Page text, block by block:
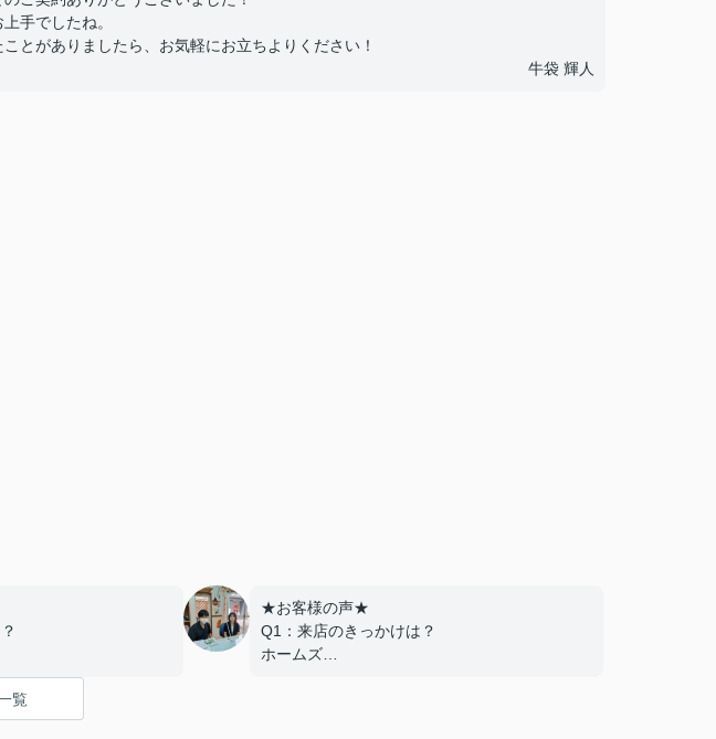
手でしたね。
ことがありましたら、お気軽にお立ちよりください！
牛袋 輝人
た満足度は？
たポイントは？
★お客様の声★
Q1：来店のきっかけは？
ホームズ
覧